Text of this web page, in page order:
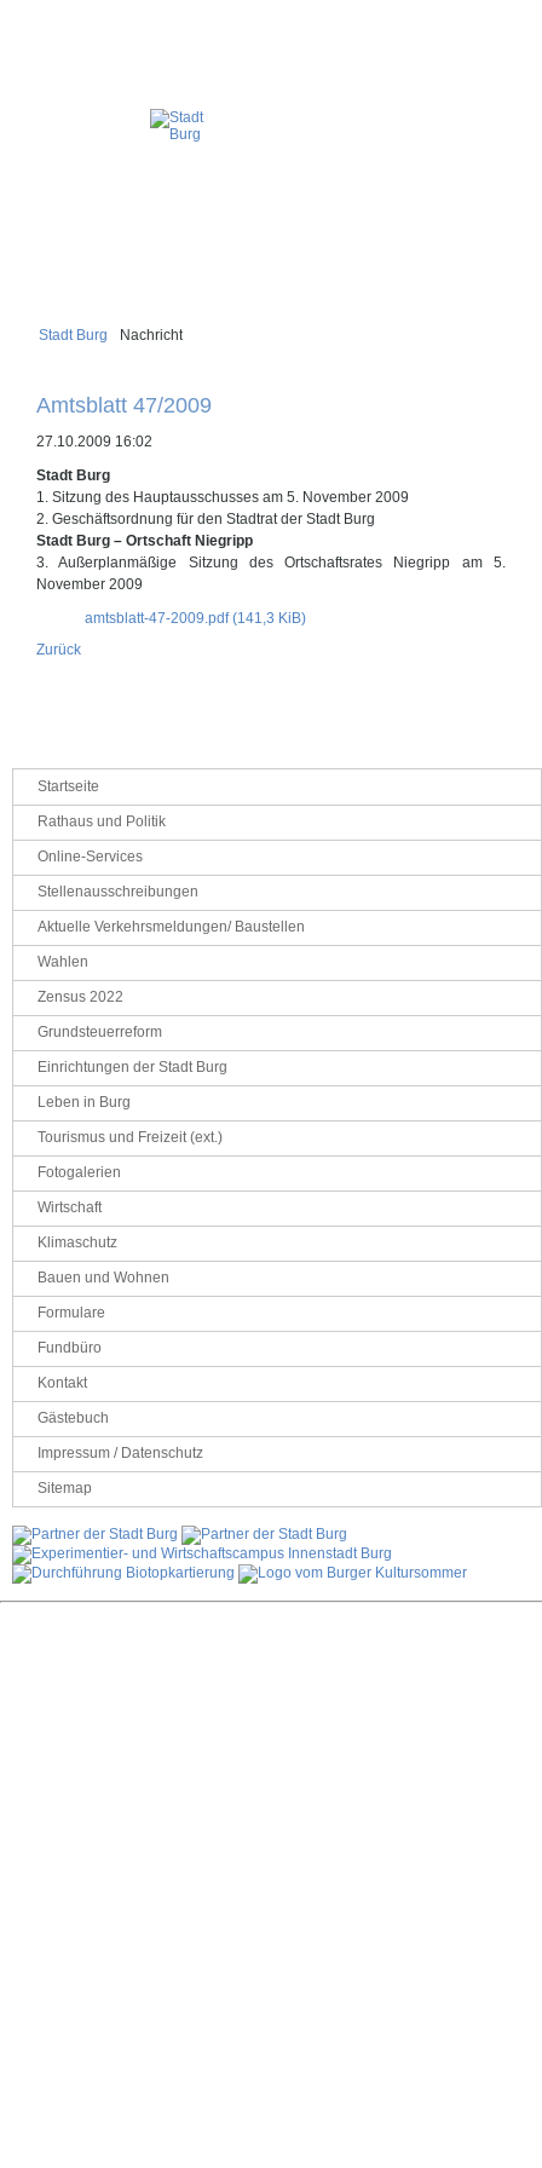
Stadt Burg Nachricht
Amtsblatt 47/2009
27.10.2009 16:02
Stadt Burg
1. Sitzung des Hauptausschusses am 5. November 2009
2. Geschäftsordnung für den Stadtrat der Stadt Burg
Stadt Burg – Ortschaft Niegripp
3. Außerplanmäßige Sitzung des Ortschaftsrates Niegripp am 5.
November 2009
amtsblatt-47-2009.pdf(141,3 KiB)
Zurück
Navigation
überspringen
Startseite
Rathaus und Politik
Online-Services
Stellenausschreibungen
Aktuelle Verkehrsmeldungen/ Baustellen
Wahlen
Zensus 2022
Grundsteuerreform
Einrichtungen der Stadt Burg
Leben in Burg
Tourismus und Freizeit (ext.)
Fotogalerien
Wirtschaft
Klimaschutz
Bauen und Wohnen
Formulare
Fundbüro
Kontakt
Gästebuch
Impressum / Datenschutz
Sitemap